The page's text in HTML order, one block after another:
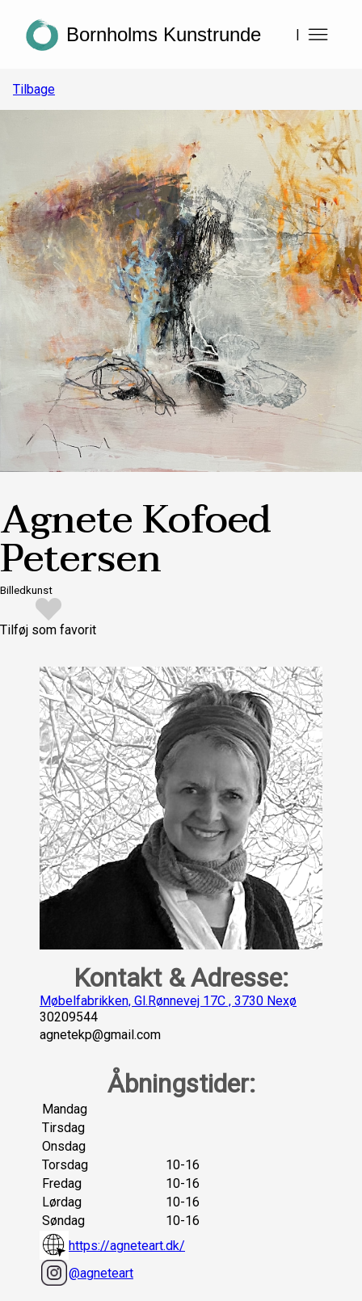
Bornholms Kunstrunde |
Tilbage
Agnete Kofoed
Petersen
Billedkunst
Tilføj som favorit
Kontakt & Adresse:
Møbelfabrikken, Gl.Rønnevej 17C , 3730 Nexø
30209544
agnetekp@gmail.com
Åbningstider:
Mandag
Tirsdag
Onsdag
Torsdag
10-16
Fredag
10-16
Lørdag
10-16
Søndag
10-16
https://agneteart.dk/
@agneteart